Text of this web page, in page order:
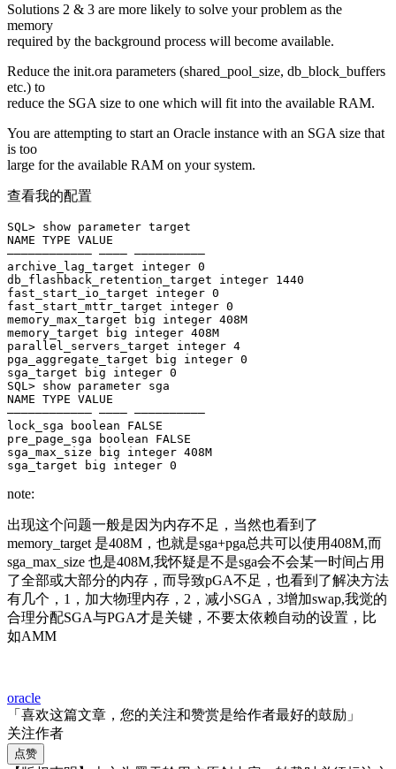
Solutions 2 & 3 are more likely to solve your problem as the
memory
required by the background process will become available.
Reduce the init.ora parameters (shared_pool_size, db_block_buffers
etc.) to
reduce the SGA size to one which will fit into the available RAM.
You are attempting to start an Oracle instance with an SGA size that
is too
large for the available RAM on your system.
查看我的配置
SQL> show parameter target
NAME TYPE VALUE
———————————— ———– ——————————
archive_lag_target integer 0
db_flashback_retention_target integer 1440
fast_start_io_target integer 0
fast_start_mttr_target integer 0
memory_max_target big integer 408M
memory_target big integer 408M
parallel_servers_target integer 4
pga_aggregate_target big integer 0
sga_target big integer 0
SQL> show parameter sga
NAME TYPE VALUE
———————————— ———– ——————————
lock_sga boolean FALSE
pre_page_sga boolean FALSE
sga_max_size big integer 408M
sga_target big integer 0
note:
出现这个问题一般是因为内存不足，当然也看到了
memory_target 是408M，也就是sga+pga总共可以使用408M,而
sga_max_size 也是408M,我怀疑是不是sga会不会某一时间占用
了全部或大部分的内存，而导致pGA不足，也看到了解决方法
有几个，1，加大物理内存，2，减小SGA，3增加swap,我觉的
合理分配SGA与PGA才是关键，不要太依赖自动的设置，比
如AMM
oracle
「喜欢这篇文章，您的关注和赞赏是给作者最好的鼓励」
关注作者
点赞